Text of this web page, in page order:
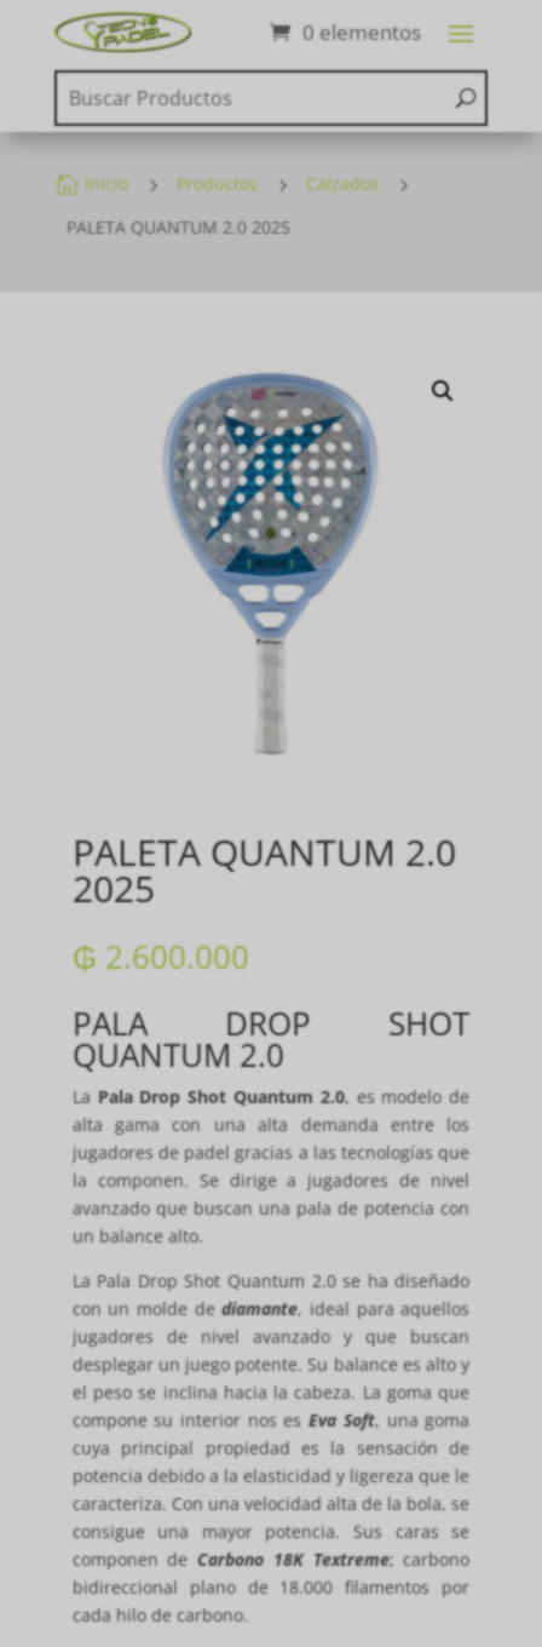
0 elementos
 Inicio 5 Productos 5 Calzados 5
PALETA QUANTUM 2.0 2025
PALETA QUANTUM 2.0
2025
₲ 2.600.000
PALA DROP SHOT
QUANTUM 2.0
La Pala Drop Shot Quantum 2.0, es modelo de
alta gama con una alta demanda entre los
jugadores de padel gracias a las tecnologías que
la componen. Se dirige a jugadores de nivel
avanzado que buscan una pala de potencia con
un balance alto.
La Pala Drop Shot Quantum 2.0 se ha diseñado
con un molde dediamante, ideal para aquellos
jugadores de nivel avanzado y que buscan
desplegar un juego potente. Su balance es alto y
el peso se inclina hacia la cabeza. La goma que
compone su interior nos esEva Soft, una goma
cuya principal propiedad es la sensación de
potencia debido a la elasticidad y ligereza que le
caracteriza. Con una velocidad alta de la bola, se
consigue una mayor potencia. Sus caras se
componen deCarbono 18K Textreme; carbono
bidireccional plano de 18.000 filamentos por
cada hilo de carbono.